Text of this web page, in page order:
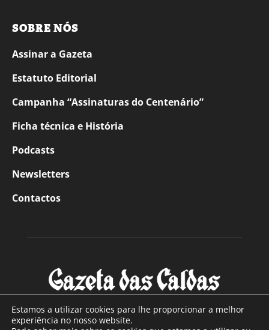
SOBRE NÓS
Assinar a Gazeta
Estatuto Editorial
Campanha “Assinaturas do Centenário”
Ficha técnica e História
Podcasts
Newsletters
Contactos
Estamos a utilizar cookies para lhe proporcionar a melhor
experiência no nosso website.